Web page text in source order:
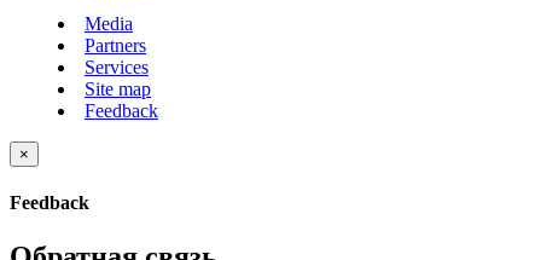
Media
Partners
Services
Site map
Feedback
×
Feedback